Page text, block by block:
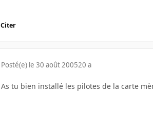
Citer
Posté(e) le 30 août 200520 a
As tu bien installé les pilotes de la carte